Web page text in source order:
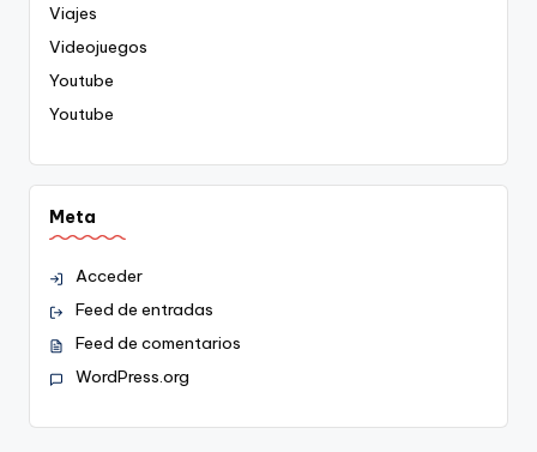
Viajes
Videojuegos
Youtube
Youtube
Meta
Acceder
Feed de entradas
Feed de comentarios
WordPress.org